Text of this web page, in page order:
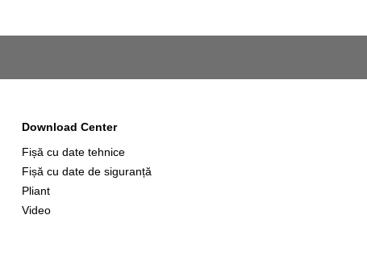
Download Center
Fișă cu date tehnice
Fișă cu date de siguranță
Pliant
Video